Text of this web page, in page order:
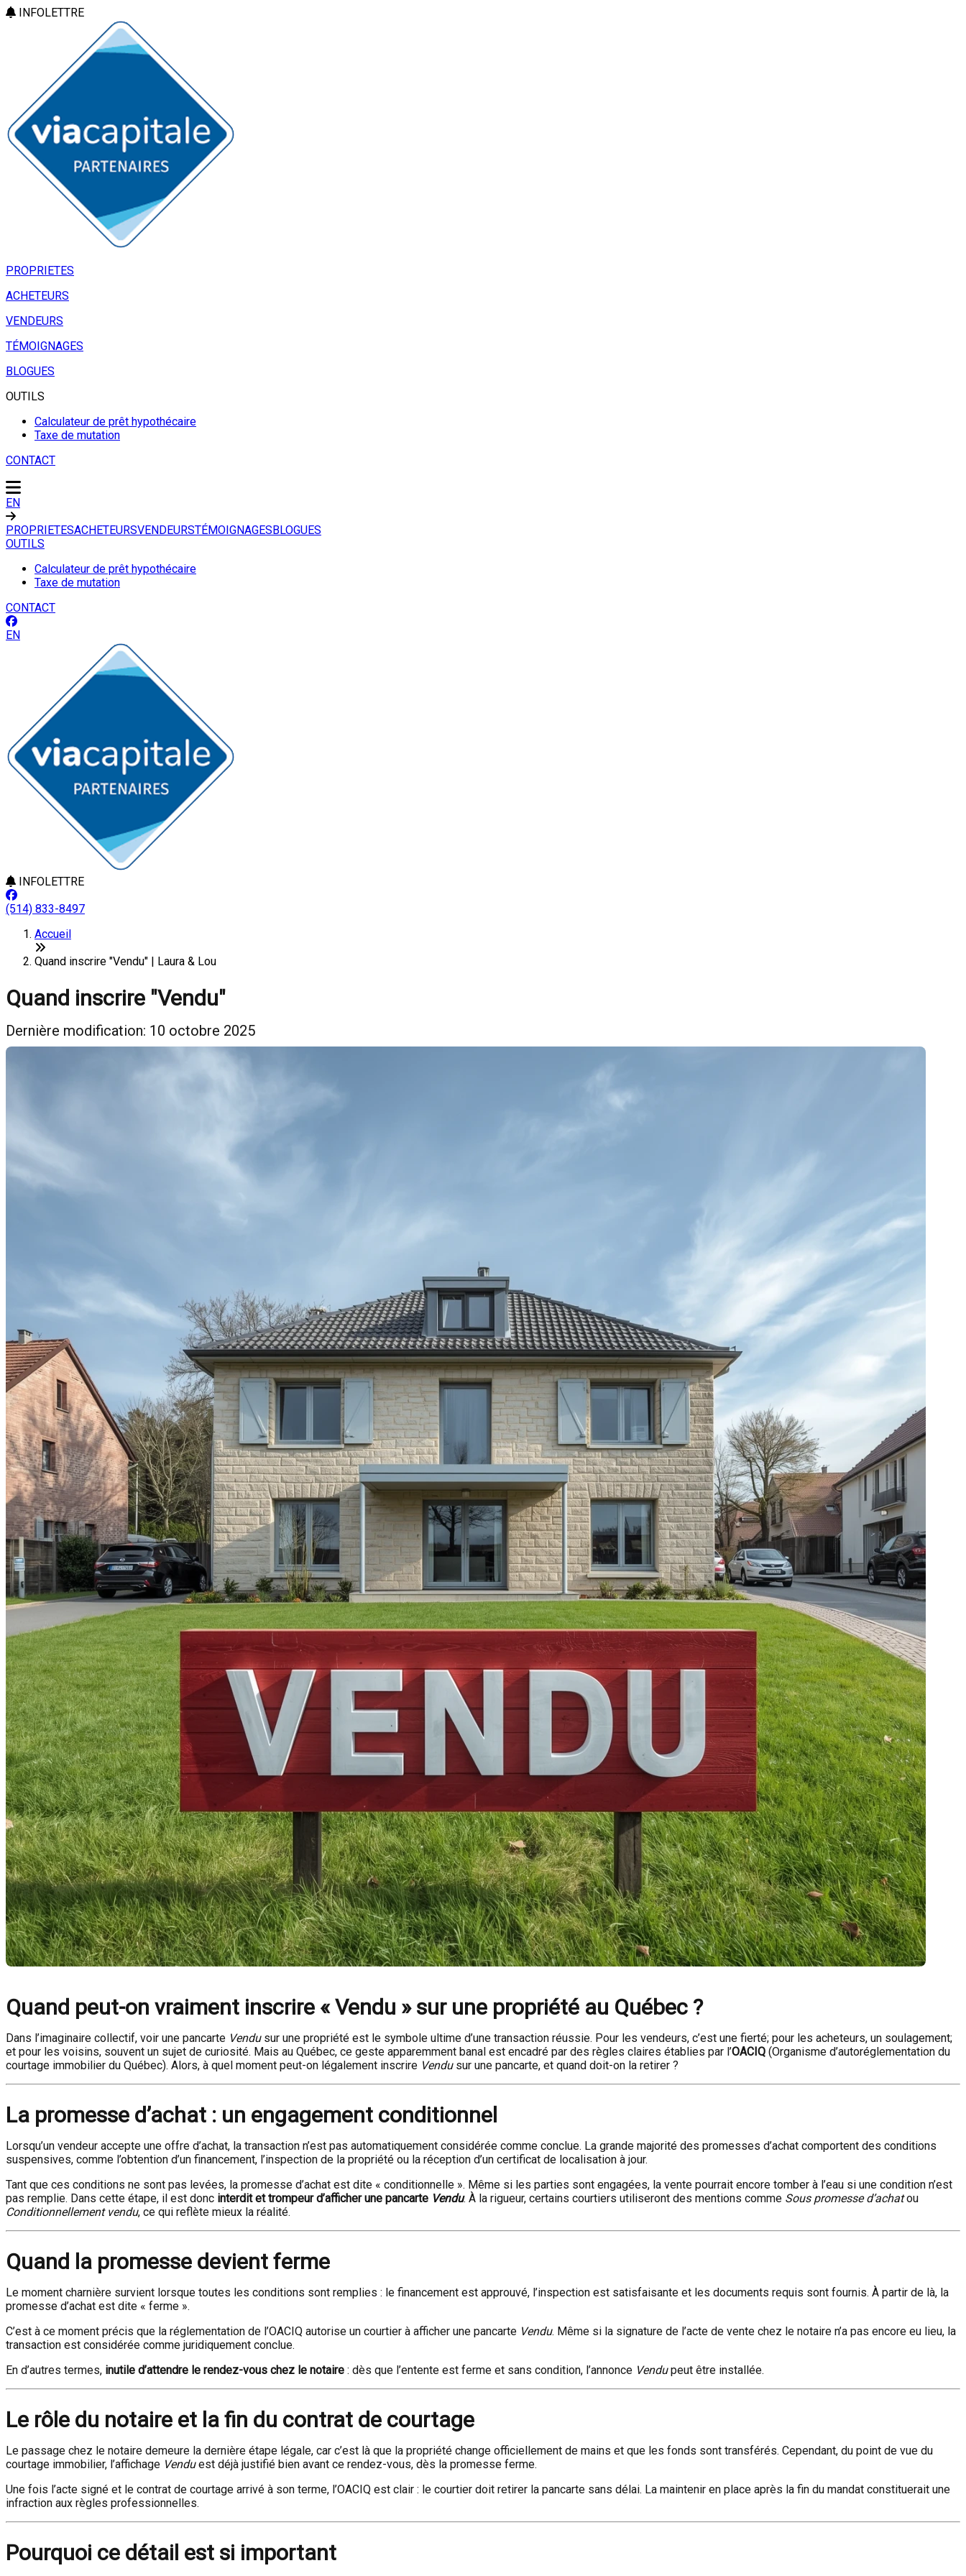
INFOLETTRE
PROPRIETES
ACHETEURS
VENDEURS
TÉMOIGNAGES
BLOGUES
OUTILS
Calculateur de prêt hypothécaire
Taxe de mutation
CONTACT
EN
PROPRIETESACHETEURSVENDEURSTÉMOIGNAGESBLOGUES
OUTILS
Calculateur de prêt hypothécaire
Taxe de mutation
CONTACT
EN
INFOLETTRE
(514) 833-8497
Accueil
Quand inscrire "Vendu" | Laura & Lou
Quand inscrire "Vendu"
Dernière modification: 10 octobre 2025
Quand peut-on vraiment inscrire « Vendu » sur une propriété au Québec ?
Dans l’imaginaire collectif, voir une pancarte Vendusur une propriété est le symbole ultime d’une transaction réussie. Pour les vendeurs, c’est une fierté; pour les acheteurs, un soulagement;
et pour les voisins, souvent un sujet de curiosité. Mais au Québec, ce geste apparemment banal est encadré par des règles claires établies par l’OACIQ (Organisme d’autoréglementation du
courtage immobilier du Québec). Alors, à quel moment peut-on légalement inscrire Vendusur une pancarte, et quand doit-on la retirer ?
La promesse d’achat : un engagement conditionnel
Lorsqu’un vendeur accepte une offre d’achat, la transaction n’est pas automatiquement considérée comme conclue. La grande majorité des promesses d’achat comportent des conditions
suspensives, comme l’obtention d’un financement, l’inspection de la propriété ou la réception d’un certificat de localisation à jour.
Tant que ces conditions ne sont pas levées, la promesse d’achat est dite « conditionnelle ». Même si les parties sont engagées, la vente pourrait encore tomber à l’eau si une condition n’est
pas remplie. Dans cette étape, il est donc interdit et trompeur d’afficher une pancarte Vendu. À la rigueur, certains courtiers utiliseront des mentions comme Sous promesse d’achatou
Conditionnellement vendu, ce qui reflète mieux la réalité.
Quand la promesse devient ferme
Le moment charnière survient lorsque toutes les conditions sont remplies : le financement est approuvé, l’inspection est satisfaisante et les documents requis sont fournis. À partir de là, la
promesse d’achat est dite « ferme ».
C’est à ce moment précis que la réglementation de l’OACIQ autorise un courtier à afficher une pancarte Vendu. Même si la signature de l’acte de vente chez le notaire n’a pas encore eu lieu, la
transaction est considérée comme juridiquement conclue.
En d’autres termes, inutile d’attendre le rendez-vous chez le notaire : dès que l’entente est ferme et sans condition, l’annonce Vendupeut être installée.
Le rôle du notaire et la fin du contrat de courtage
Le passage chez le notaire demeure la dernière étape légale, car c’est là que la propriété change officiellement de mains et que les fonds sont transférés. Cependant, du point de vue du
courtage immobilier, l’affichage Venduest déjà justifié bien avant ce rendez-vous, dès la promesse ferme.
Une fois l’acte signé et le contrat de courtage arrivé à son terme, l’OACIQ est clair : le courtier doit retirer la pancarte sans délai. La maintenir en place après la fin du mandat constituerait une
infraction aux règles professionnelles.
Pourquoi ce détail est si important